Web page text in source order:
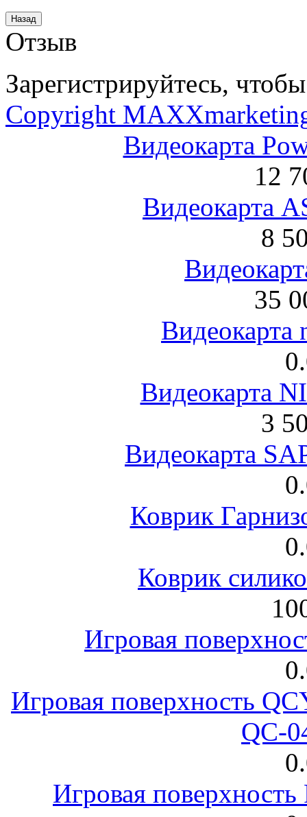
Отзыв
Зарегистрируйтесь,
Copyright
Видеокарта
12
Видеокарта
8
35
Видеокарта
Видеокарта
3
Видеокарта
Коврик
Коврик
Игровая
Игровая поверхность
QC-
Игровая